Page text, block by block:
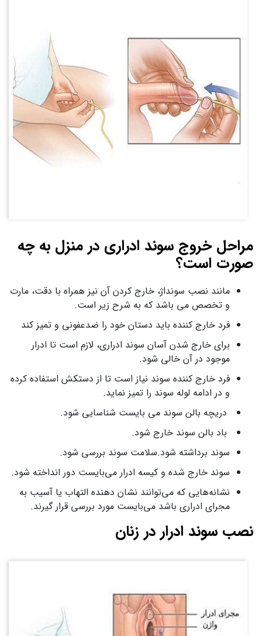
مراحل خروج سوند ادراری در منزل به چه
صورت است؟
مانند نصب سونداژ، خارج کردن آن نیز همراه با دقت، مارت
و تخصص می باشد که به شرح زیر است.
فرد خارج کننده باید دستان خود را ضدعفونی و تمیز کند
برای خارج شدن آسان سوند ادراری، لازم است تا ادرار
موجود در آن خالی شود.
فرد خارج کننده سوند نیاز است تا از دستکش استفاده کرده
و در ادامه لوله سوند را تمیز نماید.
دریچه بالن سوند می بایست شناسایی شود.
باد بالن سوند خارج شود.
سوند برداشته شود.سلامت سوند بررسی شود.
سوند خارج شده و کیسه ادرار می‌بایست دور انداخته شود.
نشانه‌هایی که می‌توانند نشان دهنده التهاب یا آسیب به
مجرای ادراری باشد می‌بایست مورد بررسی قرار گیرند.
نصب سوند ادرار در زنان